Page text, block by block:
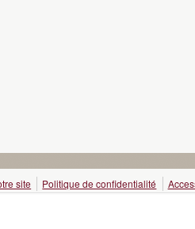
site Politique de confidentialité